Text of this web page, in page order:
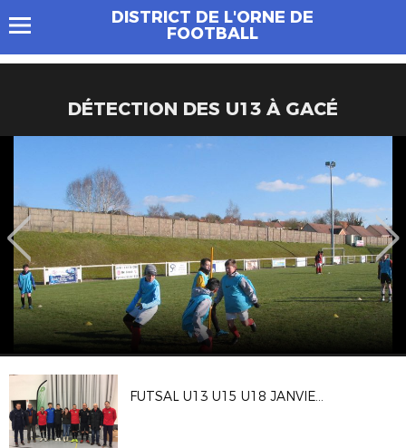
DISTRICT DE L'ORNE DE
FOOTBALL
DÉTECTION DES U13 À GACÉ
FUTSAL U13 U15 U18 JANVIER 2019